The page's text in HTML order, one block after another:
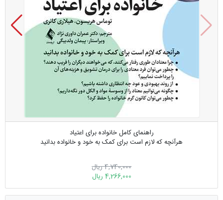
راهنمای کامل خانواده برای اعتیاد
هرآنچه که لازم است برای کمک به خود و خانواده بدانید
4,740,000 ریال
4,266,000 ریال